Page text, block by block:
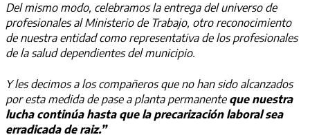
Del mismo modo, celebramos la entrega del universo de
profesionales al Ministerio de Trabajo, otro reconocimiento
de nuestra entidad como representativa de los profesionales
de la salud dependientes del municipio.
Y les decimos a los compañeros que no han sido alcanzados
por esta medida de pase a planta permanente que nuestra
lucha continúa hasta que la precarización laboral sea
erradicada de raiz.”